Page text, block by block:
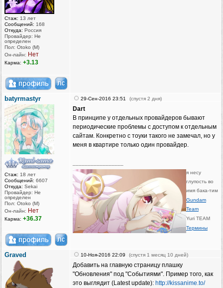
Стаж: 13 лет
Сообщений: 168
Откуда: Россия
Провайдер: Не
определен
Пол: Otoko (M)
Он-лайн: Нет
Карма: +3.13
batyrmastyr
Стаж: 18 лет
Сообщений: 6607
Откуда: Sekai
Провайдер: Не
определен
Пол: Otoko (M)
Он-лайн: Нет
Карма: +36.37
29-Сен-2016 23:51 (спустя 2 дня)
Dart
В принципе у отдельных провайдеров бывают
периодические проблемы с доступом к отдельным
сайтам. Конкретно с тоуки такого не замечал, но у
меня в квартире только один провайдер.
я несу
глупость во
имя бака-тим
Gundam
Team
Yuri TEAM
Термины
Graved 10-Ноя-2016 22:09 (спустя 1 месяц 10 дней)
Добавить на главную страницу плашку
"Обновления" под "Событиями". Пример того, как
это выглядит (Latest update): http://kissanime.to/